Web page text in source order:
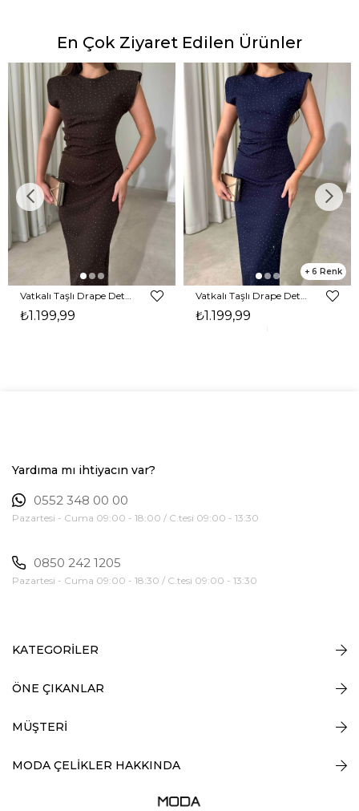
En Çok Ziyaret Edilen Ürünler
₺1.199,99
6
₺1.199,99
Yardıma mı ihtiyacın var?
0552 348 00 00
Pazartesi - Cuma 09:00 - 18:00 / C.tesi 09:00 - 13:30
0850 242 1205
Pazartesi - Cuma 09:00 - 18:30 / C.tesi 09:00 - 13:30
KATEGORİLER
ÖNE ÇIKANLAR
MÜŞTERİ
MODA ÇELİKLER HAKKINDA